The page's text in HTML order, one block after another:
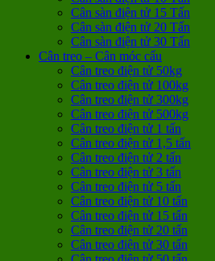
Cân sàn điện tử 15 Tấn
Cân sàn điện tử 20 Tấn
Cân sàn điện tử 30 Tấn
Cân treo – Cân móc cẩu
Cân treo điện tử 50kg
Cân treo điện tử 100kg
Cân treo điện tử 300kg
Cân treo điện tử 500kg
Cân treo điện tử 1 tấn
Cân treo điện tử 1,5 tấn
Cân treo điện tử 2 tấn
Cân treo điện tử 3 tấn
Cân treo điện tử 5 tấn
Cân treo điện tử 10 tấn
Cân treo điện tử 15 tấn
Cân treo điện tử 20 tấn
Cân treo điện tử 30 tấn